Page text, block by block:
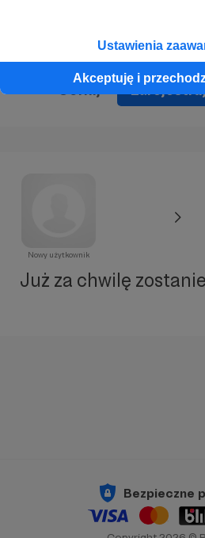
Ustawienia
Akceptuję i
Zarejestruj
Nowy użytkownik
Już za chwilę
Bezpieczne